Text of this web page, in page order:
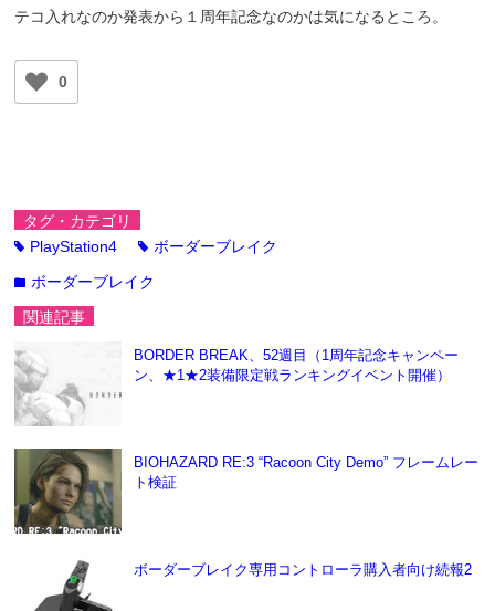
テコ入れなのか発表から１周年記念なのかは気になるところ。
0
タグ・カテゴリ
tag PlayStation4 tagボーダーブレイク
folderボーダーブレイク
関連記事
BORDER BREAK、52週目（1周年記念キャンペー
ン、★1★2装備限定戦ランキングイベント開催）
BIOHAZARD RE:3 “Racoon City Demo” フレームレー
ト検証
ボーダーブレイク専用コントローラ購入者向け続報2